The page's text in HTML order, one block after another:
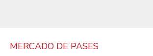
MERCADO DE PASES